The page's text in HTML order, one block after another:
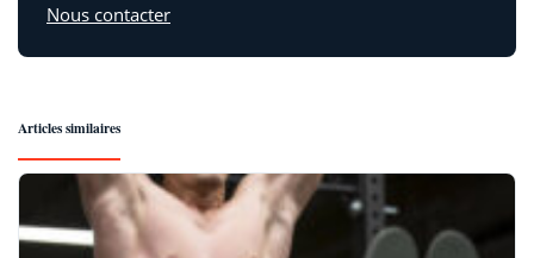
Nous contacter
Articles similaires